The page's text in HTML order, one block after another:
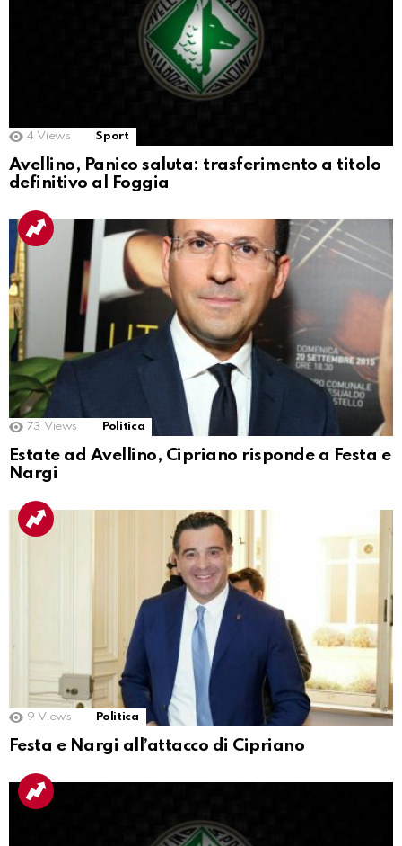
4 Views Sport
Avellino, Panico saluta: trasferimento a titolo
definitivo al Foggia
73 Views Politica
Estate ad Avellino, Cipriano risponde a Festa e
Nargi
9 Views Politica
Festa e Nargi all’attacco di Cipriano